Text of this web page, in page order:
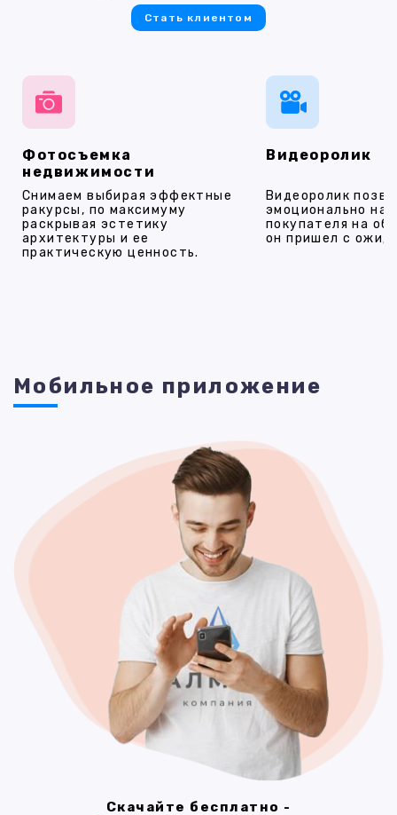
Фотосъемка
недвижимости
Снимаем выбирая эффектные
ракурсы, по максимуму
раскрывая эстетику
архитектуры и ее
практическую ценность.
Видеоролик
Видеоролик
эмоционально
покупателя на
он пришел с
Стать клиентом
Мобильное приложение
Скачайте бесплатно -